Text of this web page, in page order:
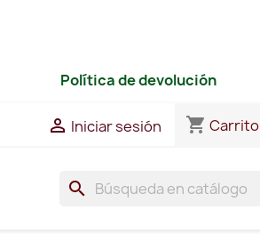
Política de devolución
 Iniciar sesión shopping_cart Carrito
search